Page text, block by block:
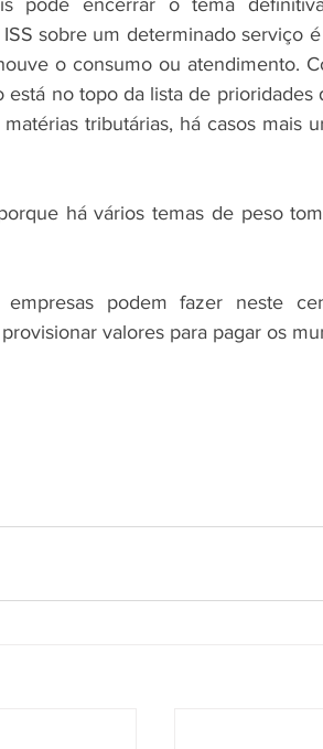
pode encerrar o tema
sobre um determinado serviço
o consumo ou atendimento.
no topo da lista de prioridades
tributárias, há casos mais
há vários temas de peso
podem fazer neste
valores para pagar os